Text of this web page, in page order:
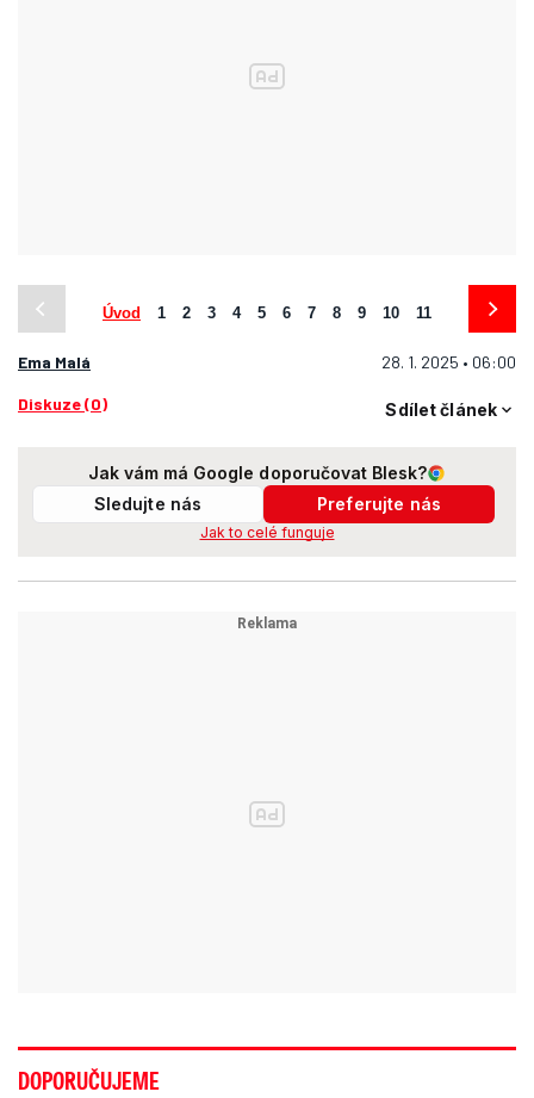
Úvod 1 2 3 4 5 6 7 8 9 10 11
Ema Malá 28. 1. 2025 • 06:00
Diskuze (0) Sdílet článek
Jak vám má Google doporučovat Blesk?
Sledujte nás
Preferujte nás
Jak to celé funguje
DOPORUČUJEME